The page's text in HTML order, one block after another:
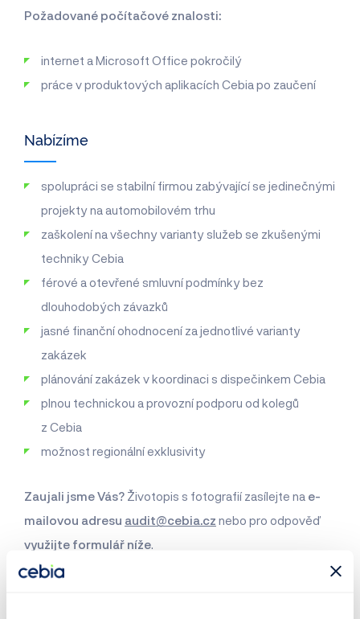
Požadované počítačové znalosti:
internet a Microsoft Office pokročilý
práce v produktových aplikacích Cebia po zaučení
Nabízíme
spolupráci se stabilní firmou zabývající se jedinečnými
projekty na automobilovém trhu
zaškolení na všechny varianty služeb se zkušenými
techniky Cebia
férové a otevřené smluvní podmínky bez
dlouhodobých závazků
jasné finanční ohodnocení za jednotlivé varianty
zakázek
plánování zakázek v koordinaci s dispečinkem Cebia
plnou technickou a provozní podporu od kolegů
z Cebia
možnost regionální exklusivity
Zaujali jsme Vás? Životopis s fotografií zasílejte na e-
mailovou adresu audit@cebia.cz nebo pro odpověď
využijte formulář níže.
Váš životopis si přečteme v následujících 10 pracovních